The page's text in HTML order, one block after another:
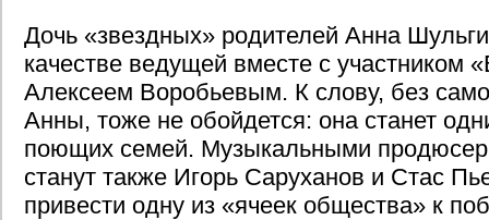
Дочь «звездных» родителей Анна
качестве ведущей вместе с участником
Алексеем Воробьевым. К слову, без
Анны, тоже не обойдется: она станет
поющих семей. Музыкальными
станут также Игорь Саруханов и Стас
привести одну из «ячеек общества» к